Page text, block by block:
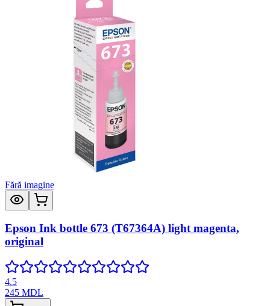
Fără imagine
Epson Ink bottle 673 (T67364A) light magenta,
original
4.5
245 MDL